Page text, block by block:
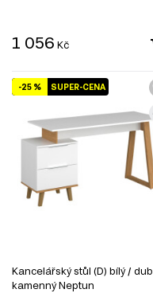
1 056 Kč
SUPER-CENA
-25 %
Kancelářský stůl (D) bílý / dub
kamenný Neptun